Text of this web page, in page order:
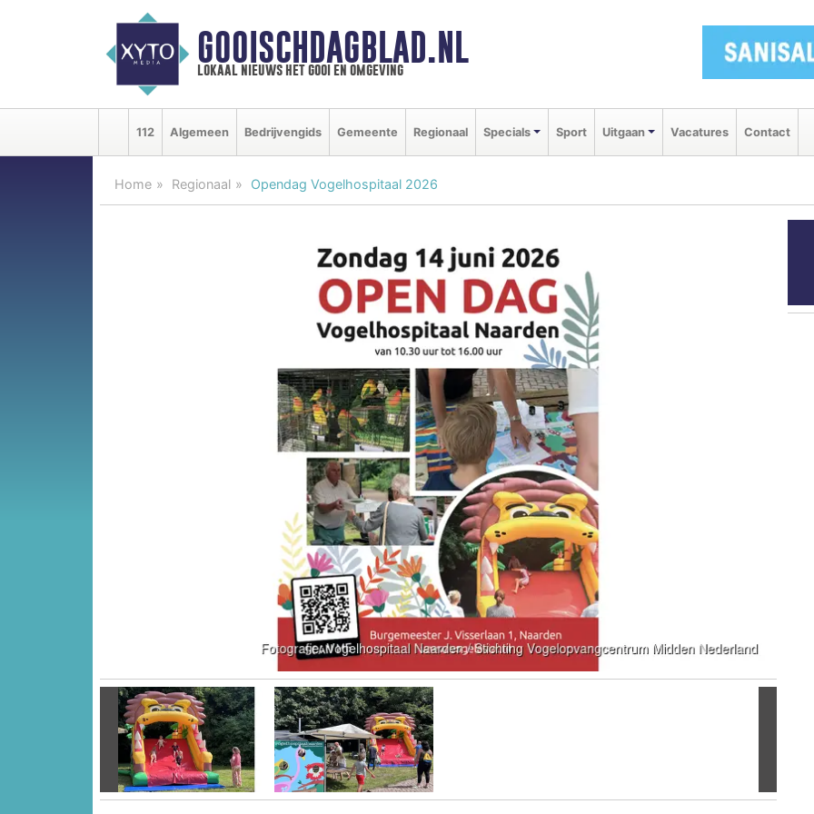
GOOISCHDAGBLAD.NL
lokaal nieuws het gooi en omgeving
112 Algemeen Bedrijvengids Gemeente Regionaal Specials Sport Uitgaan Vacatures Contact
Home Regionaal Opendag Vogelhospitaal 2026
Vorige